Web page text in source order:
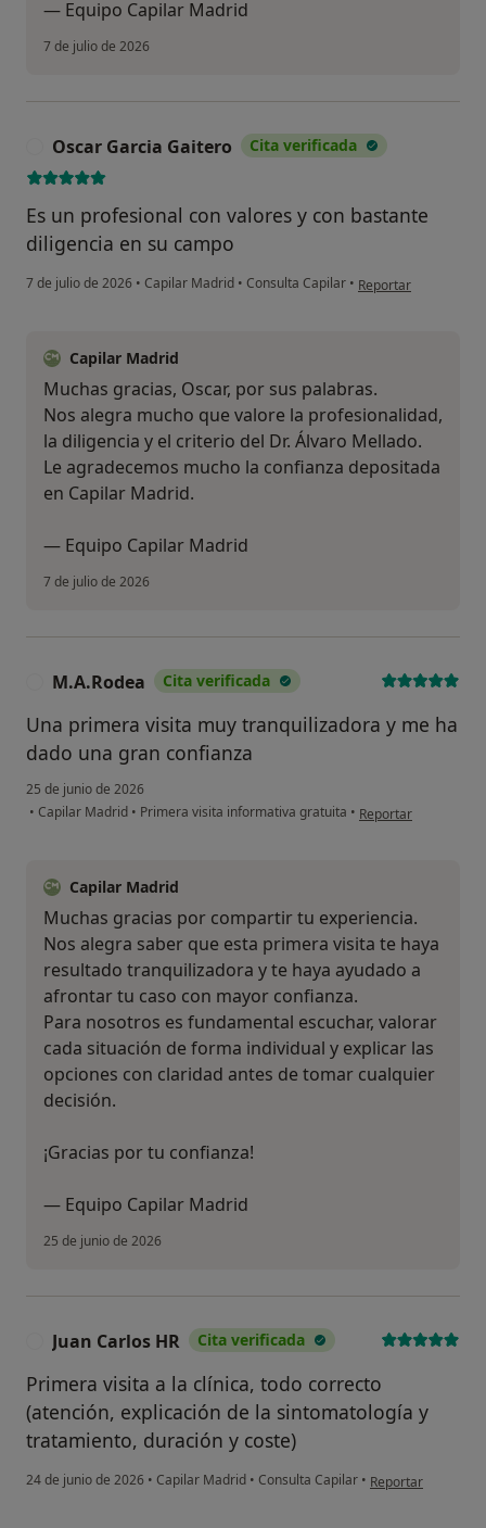
— Equipo Capilar Madrid
7 de julio de 2026
Oscar Garcia Gaitero Cita verificada
Es un profesional con valores y con bastante
diligencia en su campo
7 de julio de 2026 • Capilar Madrid • Consulta Capilar • en opinión del
Reportar
Capilar Madrid
Muchas gracias, Oscar, por sus palabras.
Nos alegra mucho que valore la profesionalidad,
la diligencia y el criterio del Dr. Álvaro Mellado.
Le agradecemos mucho la confianza depositada
en Capilar Madrid.
— Equipo Capilar Madrid
7 de julio de 2026
M.A.Rodea Cita verificada
Una primera visita muy tranquilizadora y me ha
dado una gran confianza
25 de junio de 2026
• Capilar Madrid • Primera visita informativa gratuita • en opinión del
Reportar
Capilar Madrid
Muchas gracias por compartir tu experiencia.
Nos alegra saber que esta primera visita te haya
resultado tranquilizadora y te haya ayudado a
afrontar tu caso con mayor confianza.
Para nosotros es fundamental escuchar, valorar
cada situación de forma individual y explicar las
opciones con claridad antes de tomar cualquier
decisión.
¡Gracias por tu confianza!
— Equipo Capilar Madrid
25 de junio de 2026
Juan Carlos HR Cita verificada
Primera visita a la clínica, todo correcto
(atención, explicación de la sintomatología y
tratamiento, duración y coste)
24 de junio de 2026 • Capilar Madrid • Consulta Capilar • en opinión del
Reportar